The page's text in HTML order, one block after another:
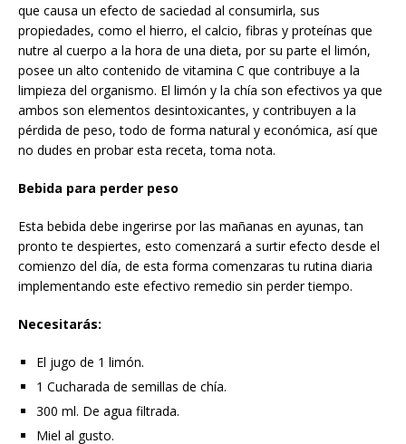
que causa un efecto de saciedad al consumirla, sus
propiedades, como el hierro, el calcio, fibras y proteínas que
nutre al cuerpo a la hora de una dieta, por su parte el limón,
posee un alto contenido de vitamina C que contribuye a la
limpieza del organismo. El limón y la chía son efectivos ya que
ambos son elementos desintoxicantes, y contribuyen a la
pérdida de peso, todo de forma natural y económica, así que
no dudes en probar esta receta, toma nota.
Bebida para perder peso
Esta bebida debe ingerirse por las mañanas en ayunas, tan
pronto te despiertes, esto comenzará a surtir efecto desde el
comienzo del día, de esta forma comenzaras tu rutina diaria
implementando este efectivo remedio sin perder tiempo.
Necesitarás:
El jugo de 1 limón.
1 Cucharada de semillas de chía.
300 ml. De agua filtrada.
Miel al gusto.